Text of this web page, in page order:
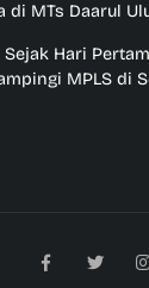
di MTs Daarul
Hari
MPLS di